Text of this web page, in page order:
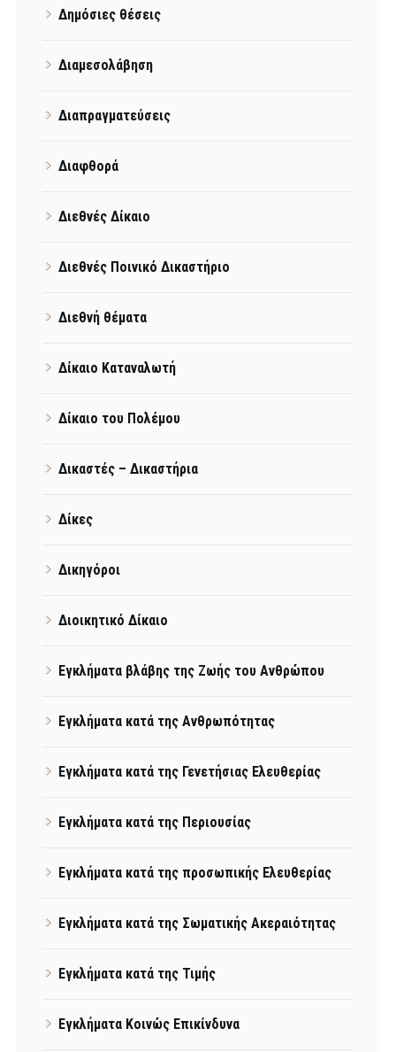
Δημόσιες θέσεις
Διαμεσολάβηση
Διαπραγματεύσεις
Διαφθορά
Διεθνές Δίκαιο
Διεθνές Ποινικό Δικαστήριο
Διεθνή θέματα
Δίκαιο Καταναλωτή
Δίκαιο του Πολέμου
Δικαστές – Δικαστήρια
Δίκες
Δικηγόροι
Διοικητικό Δίκαιο
Εγκλήματα βλάβης της Ζωής του Ανθρώπου
Εγκλήματα κατά της Ανθρωπότητας
Εγκλήματα κατά της Γενετήσιας Ελευθερίας
Εγκλήματα κατά της Περιουσίας
Εγκλήματα κατά της προσωπικής Ελευθερίας
Εγκλήματα κατά της Σωματικής Ακεραιότητας
Εγκλήματα κατά της Τιμής
Εγκλήματα Κοινώς Επικίνδυνα